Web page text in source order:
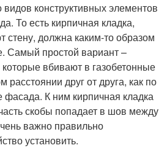
конструктивных элементов
То есть кирпичная кладка,
стену, должна каким-то образом
Самый простой вариант –
вбивают в газобетонные
расстоянии друг от друга, как по
фасада. К ним кирпичная кладка
скобы попадает в шов между
важно правильно
установить.